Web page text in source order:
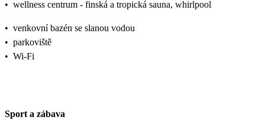
• wellness centrum - finská a tropická sauna, whirlpool
• venkovní bazén se slanou vodou
• parkoviště
• Wi-Fi
Sport a zábava